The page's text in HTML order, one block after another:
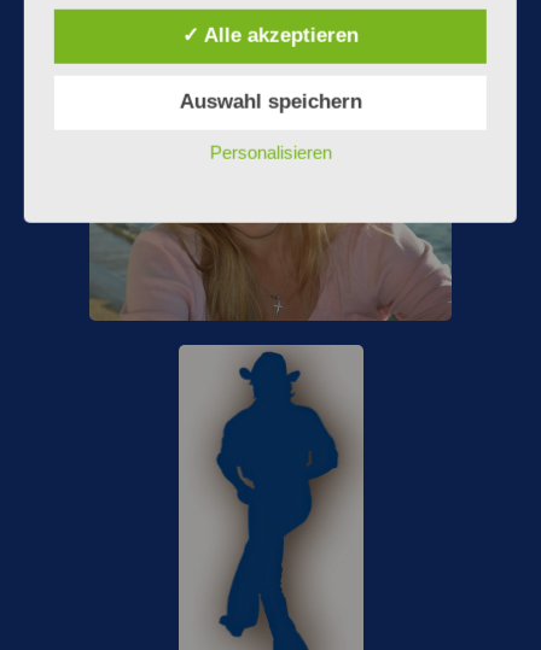
Herzlich willkommen
✓ Alle akzeptieren
Auswahl speichern
Personalisieren